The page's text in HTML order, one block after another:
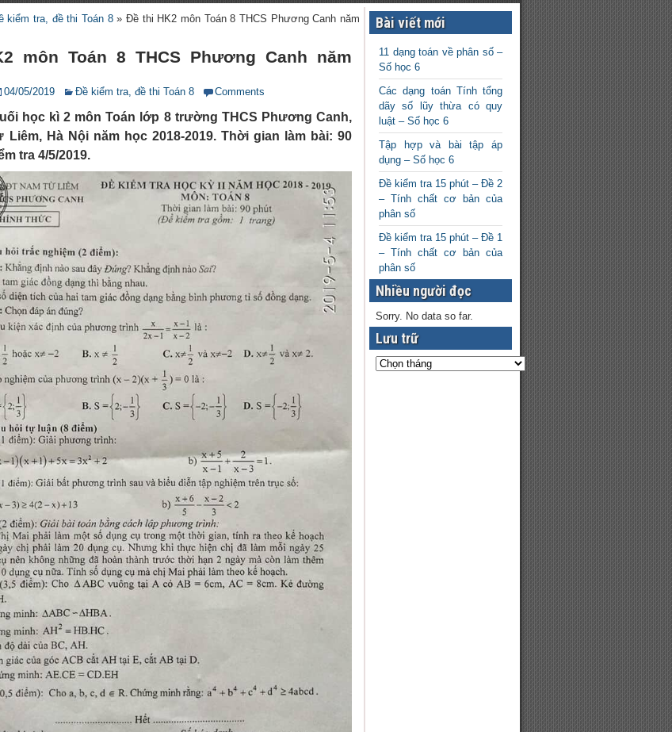
kiểm tra, đề thi Toán 8»Đề thi HK2 môn Toán 8 THCS Phương Canh năm
môn Toán 8 THCS Phương Canh năm
04/05/2019 Đề kiểm tra, đề thi Toán 8 Comments
học kì 2 môn Toán lớp 8 trường THCS Phương Canh,
Liêm, Hà Nội năm học 2018-2019. Thời gian làm bài: 90
tra 4/5/2019.
Bài viết mới
11 dạng toán về phân số –
Số học 6
Các dạng toán Tính tổng
dãy số lũy thừa có quy
luật – Số học 6
Tập hợp và bài tập áp
dụng – Số học 6
Đề kiểm tra 15 phút – Đề 2
– Tính chất cơ bản của
phân số
Đề kiểm tra 15 phút – Đề 1
– Tính chất cơ bản của
phân số
Nhiều người đọc
Sorry. No data so far.
Lưu trữ